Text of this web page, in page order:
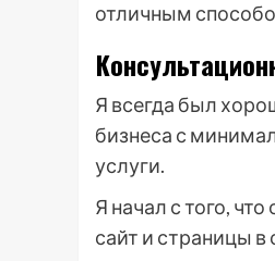
отличным
Я всегда был
бизнеса с
услуги.
Я начал с того,
сайт и страницы в